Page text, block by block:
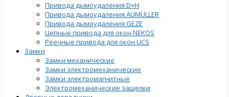
Привода дымоудаления D+H
Привода дымоудаления AUMÜLLER
Привода дымоудаления GEZE
Цепные привода для окон NEKOS
Реечные привода для окон UСS
Замки
Замки механические
Замки электромеханические
Замки электромагнитные
Электромеханические защелки